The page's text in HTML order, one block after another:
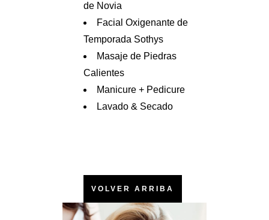
de Novia
Facial Oxigenante de
Temporada Sothys
Masaje de Piedras
Calientes
Manicure + Pedicure
Lavado & Secado
VOLVER ARRIBA